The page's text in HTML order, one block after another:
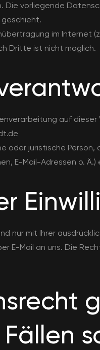
Die vorliegende
geschieht.
im Internet
Dritte ist nicht möglich.
auf dieser
oder juristische
E-Mail-Adressen o.
nur mit Ihrer
E-Mail an uns. Die